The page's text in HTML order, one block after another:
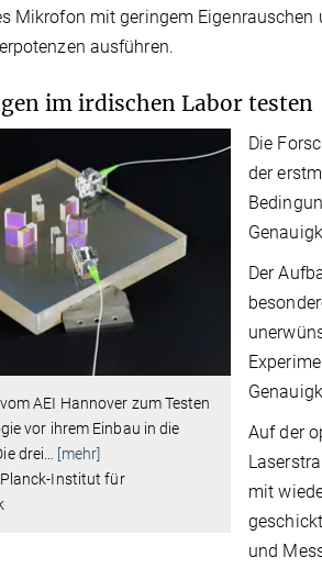
Mikrofon mit geringem
ausführen.
im irdischen Labor testen
AEI Hannover zum Testen
vor ihrem Einbau in die
drei… [mehr]
Institut für
Die
der
Der
Auf der
mit
und